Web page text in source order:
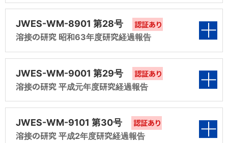
棒及びワイヤ規格の検討（昭和55年度共研第7
分科会報告）
第8編 溶接材料関係規格の統一的関連の検討
第5編 溶接ヒュームに関する検討（昭和56年度
共研第4分科会報告）
格化の検討（昭和56年度 共研第5分科会報
告）
第7編 軟鋼及び低合金鋼ティグ溶接用棒及びワ
イヤの規格化の検討（昭和56年度 共研第6分
科会報告）
第5編 9％Ni鋼用被覆アーク溶接棒の規格化の
検討（昭和57年度 共研第5分科会報告）
第6編 合理的な溶接試験片作成方法の検討
（昭和57年度 共研第6分科会報告）
第7編 溶着金属の硬さ試験方法（Z 3114）の改
訂の検討（昭和57年度 共研第7分科会報告）
第8編 溶接材料及び同関連規格の表現の整合
第3編 60～80キロ高張力鋼サブマージアーク
溶接材料の規格化の検討（昭和58年度 共研第
3分科会報告）
58年度 共研第4分科会報告）
第5編 エレクトロガス溶接用フラックス入りワイ
ヤの規格化の検討（昭和58年度 共研第5分科
会報告）
第2編 溶接部の水素量測定方法の研究（昭和
59年度 共研第2分科会報告）
第3編 60～80キロ高張力鋼サブマージアーク
溶接材料の規格化の検討（昭和59年度 共研第
3分科会報告）
4分科会報告）
研第1分科会報告）
第2編 溶接部の水素量測定方法の研究（共研
第2分科会報告）
第3編 耐候性鋼用溶接材料のJISの見直し（共
研第3分科会報告）
第4編 サブマージアーク溶接材料の規格化の検
討（共研第4分科会報告）
見直し（共研第1分科会報告）
第2編 ステンレス鋼用サブマージアーク溶接材
料の規格化検討（共研第2分科会報告）
第3編 ニッケル及びニッケル合金溶加棒及びワ
の動向（共研第1分科会報告）
第2編 高張力鋼用被覆アーク溶接棒の改訂及び
JWES-WM-8901 第28号 認証あり
溶接の研究 昭和63年度研究経過報告
JWES-WM-9001 第29号 認証あり
溶接の研究 平成元年度研究経過報告
JWES-WM-9101 第30号 認証あり
溶接の研究 平成2年度研究経過報告